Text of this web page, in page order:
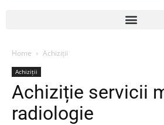
Home Achiziții
Achiziții
Achiziție servicii
radiologie